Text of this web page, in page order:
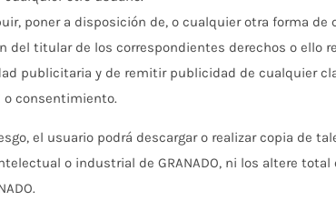
poner a disposición de, o cualquier otra forma
del titular de los correspondientes derechos o ello
publicitaria y de remitir publicidad de cualquier
consentimiento.
el usuario podrá descargar o realizar copia de
o industrial de GRANADO, ni los altere